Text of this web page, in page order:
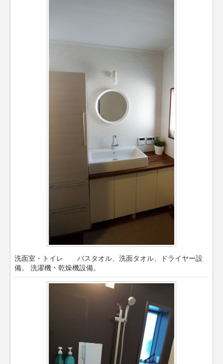
洗面室・トイレ バスタオル、洗面タオル、ドライヤー設
備。 洗濯機・乾燥機設備。